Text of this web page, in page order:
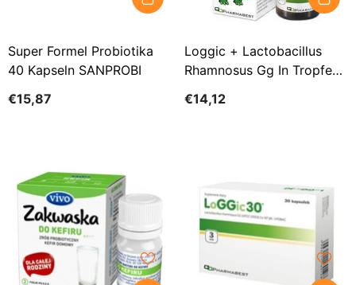
Super Formel Probiotika
40 Kapseln SANPROBI
€15,87
Loggic + Lactobacillus
Rhamnosus Gg In Tropfen
€14,12